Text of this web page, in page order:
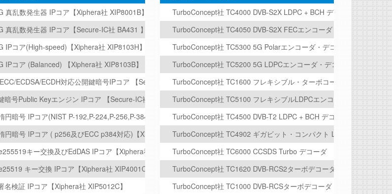
ア (CAST社)
社)
社)
真乱数発生器 IPコア【Xiphera社 XIP8001B】
真乱数発生器 IPコア【Secure-IC社 BA431 】
IPコア(High-speed)【Xiphera社 XIP8103H】
IPコア (Balanced) 【Xiphera社 XIP8103B】
ECDSA/ECDH対応公開鍵暗号IPコア 【Secure-IC社 BA414EP】
暗号Public Keyエンジン IPコア 【Secure-IC社 BA414】
円暗号 IPコア(NIST P-192,P-224,P-256,P-384及びP-521対応)【Xiphera社 XIP4200H】
円暗号 IPコア ( p256及びECC p384対応)【Xiphera社 XIP41x3】
キー交換及びEdDAS IPコア【Xiphera社 XIP4003C】
キー交換 IPコア【Xiphera社 XIP4001C】
名検証 IPコア【Xiphera社 XIP5012C】
TurboConcept社 TC4000 DVB-S2X LDPC + BCH デコーダ
TurboConcept社 TC4050 DVB-S2X FECエンコーダ
TurboConcept社 TC5300 5G Polarエンコーダ・デコーダ
TurboConcept社 TC5200 5G LDPCエンコーダ・デコーダ
TurboConcept社 TC1600 フレキシブル・ターボコード
TurboConcept社 TC5100 フレキシブルLDPCエンコーダ/デコーダ
TurboConcept社 TC4500 DVB-T2 LDPC + BCH デコーダ
TurboConcept社 TC4902 ギガビット・コンパクト LDPC デコーダ
TurboConcept社 TC6000 CCSDS Turbo デコーダ
TurboConcept社 TC1620 DVB-RCS2ターボデコーダ
TurboConcept社 TC1000 DVB-RCSターボデコーダ